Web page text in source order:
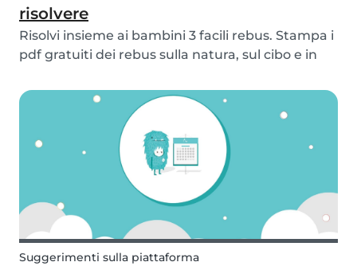
risolvere
Risolvi insieme ai bambini 3 facili rebus. Stampa i
pdf gratuiti dei rebus sulla natura, sul cibo e in
Suggerimenti sulla piattaforma